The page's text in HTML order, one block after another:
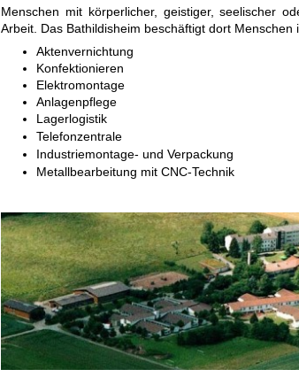
Menschen mit körperlicher, geistiger, seelischer
Arbeit. Das Bathildisheim beschäftigt dort Menschen
Aktenvernichtung
Konfektionieren
Elektromontage
Anlagenpflege
Lagerlogistik
Telefonzentrale
Industriemontage- und Verpackung
Metallbearbeitung mit CNC-Technik